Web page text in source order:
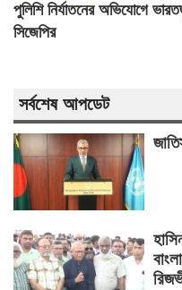
পুলিশি নির্যাতনের অভিযোগে
সিজেপির
সর্বশেষ আপডেট